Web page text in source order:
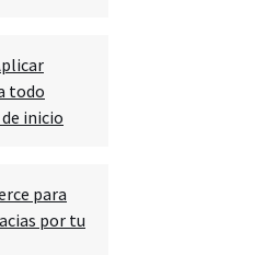
todo
inicio
para
por tu